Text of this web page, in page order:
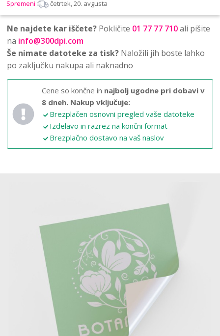
Spremeni četrtek, 20. avgusta
Ne najdete kar iščete? Pokličite 01 77 77 710ali pišite
na info@300dpi.com
Še nimate datoteke za tisk? Naložili jih boste lahko
po zaključku nakupa ali naknadno
Cene so končne in najbolj ugodne pri dobavi v
8 dneh. Nakup vključuje:
Brezplačen osnovni pregled vaše datoteke
Izdelavo in razrez na končni format
Brezplačno dostavo na vaš naslov